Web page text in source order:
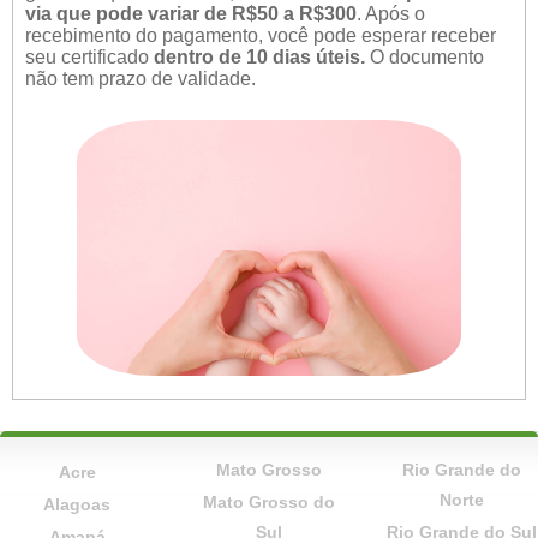
via que pode variar de R$50 a R$300. Após o
recebimento do pagamento, você pode esperar receber
seu certificado dentro de 10 dias úteis. O documento
não tem prazo de validade.
Acre
Alagoas
Mato Grosso
Mato Grosso do
Sul
Rio Grande do
Norte
Rio Grande do Sul